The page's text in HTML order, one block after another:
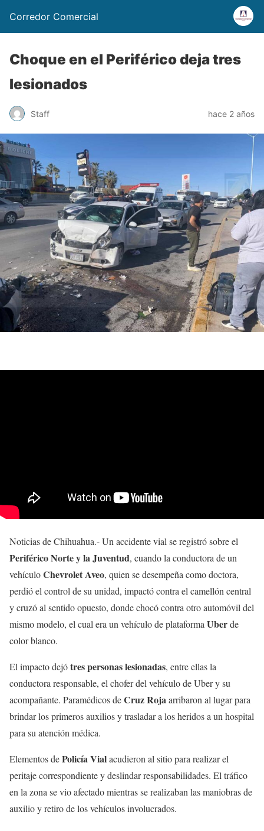
Corredor Comercial
Choque en el Periférico deja tres
lesionados
Staff hace 2 años
Noticias de Chihuahua.- Un accidente vial se registró sobre el
Periférico Norte y la Juventud, cuando la conductora de un
vehículoChevrolet Aveo, quien se desempeña como doctora,
perdió el control de su unidad, impactó contra el camellón central
y cruzó al sentido opuesto, donde chocó contra otro automóvil del
mismo modelo, el cual era un vehículo de plataformaUberde
color blanco.
El impacto dejótres personas lesionadas, entre ellas la
conductora responsable, el chofer del vehículo de Uber y su
acompañante. Paramédicos deCruz Rojaarribaron al lugar para
brindar los primeros auxilios y trasladar a los heridos a un hospital
para su atención médica.
Elementos dePolicía Vialacudieron al sitio para realizar el
peritaje correspondiente y deslindar responsabilidades. El tráfico
en la zona se vio afectado mientras se realizaban las maniobras de
auxilio y retiro de los vehículos involucrados.